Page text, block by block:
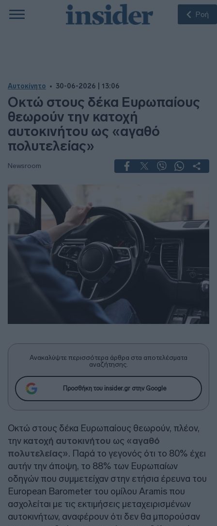
Ροή
Αυτοκίνητο 30-06-2026 | 13:06
Οκτώ στους δέκα Ευρωπαίους
θεωρούν την κατοχή
αυτοκινήτου ως «αγαθό
πολυτελείας»
Newsroom
Ανακαλύψτε περισσότερα άρθρα στα αποτελέσματα
αναζήτησης.
Προσθήκη του insider.gr στην Google
Οκτώ στους δέκα Ευρωπαίους θεωρούν, πλέον,
την κατοχή αυτοκινήτου ως «αγαθό
πολυτελείας». Παρά το γεγονός ότι το 80% έχει
αυτήν την άποψη, το 88% των Ευρωπαίων
οδηγών που συμμετείχαν στην ετήσια έρευνα του
European Barometer του ομίλου Aramis που
ασχολείται με τις εκτιμήσεις μεταχειρισμένων
αυτοκινήτων, αναφέρουν ότι δεν θα μπορούσαν